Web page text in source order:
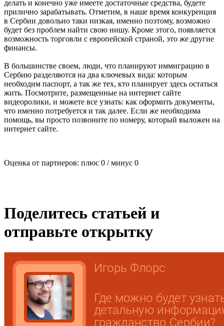
делать и конечно уже имеете достаточные средства, будете
прилично зарабатывать. Отметим, в наше время конкуренция
в Сербии довольно таки низкая, именно поэтому, возможно
будет без проблем найти свою нишу. Кроме этого, появляется
возможность торговли с европейской страной, это же другие
финансы.
В большинстве своем, люди, что планируют иммиграцию в
Сербию разделяются на два ключевых вида: которым
необходим паспорт, а так же тех, кто планирует здесь остаться
жить. Посмотрите, размещенные на интернет сайте
видеоролики, и можете все узнать: как оформить документы,
что именно потребуется и так далее. Если же необходима
помощь, вы просто позвоните по номеру, который выложен на
интернет сайте.
Оценка от партнеров: плюс 0 / минус 0
Поделитесь статьей и
отправьте открытку